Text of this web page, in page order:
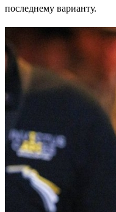
последнему варианту.